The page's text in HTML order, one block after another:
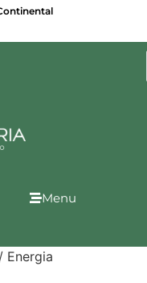
Menu
/ Energia